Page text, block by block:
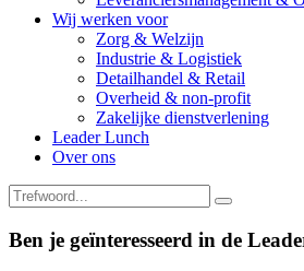
Wij werken voor
Zorg & Welzijn
Industrie & Logistiek
Detailhandel & Retail
Overheid & non-profit
Zakelijke dienstverlening
Leader Lunch
Over ons
Ben je geïnteresseerd in de